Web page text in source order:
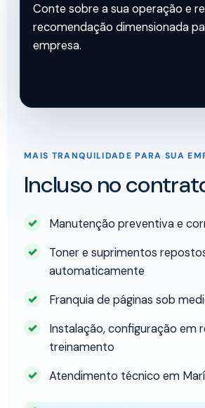
Conte sobre a sua operação e
recomendação dimensionada
empresa.
MAIS TRANQUILIDADE PARA SUA
Incluso no
Manutenção preventiva e
Toner e suprimentos
automaticamente
Franquia de páginas sob
Instalação, configuração em
treinamento
Atendimento técnico em